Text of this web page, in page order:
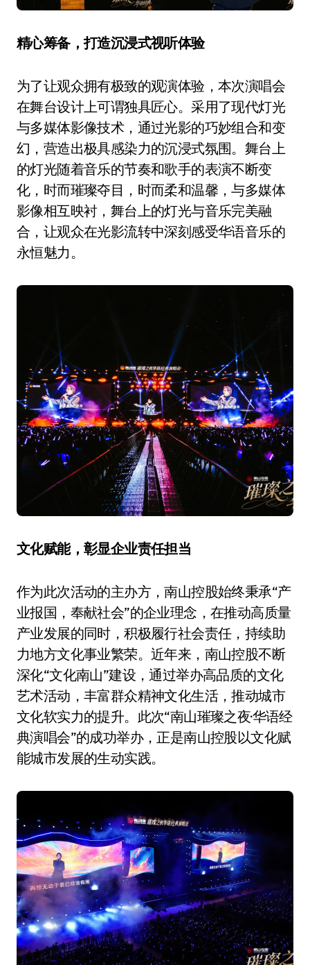
精心筹备，打造沉浸式视听体验
为了让观众拥有极致的观演体验，本次演唱会
在舞台设计上可谓独具匠心。采用了现代灯光
与多媒体影像技术，通过光影的巧妙组合和变
幻，营造出极具感染力的沉浸式氛围。舞台上
的灯光随着音乐的节奏和歌手的表演不断变
化，时而璀璨夺目，时而柔和温馨，与多媒体
影像相互映衬，舞台上的灯光与音乐完美融
合，让观众在光影流转中深刻感受华语音乐的
永恒魅力。
文化赋能， 彰显企业责任担当
作为此次活动的主办方，南山控股始终秉承“产
业报国，奉献社会”的企业理念，在推动高质量
产业发展的同时，积极履行社会责任，持续助
力地方文化事业繁荣。近年来，南山控股不断
深化“文化南山”建设，通过举办高品质的文化
艺术活动，丰富群众精神文化生活，推动城市
文化软实力的提升。此次“南山璀璨之夜·华语经
典演唱会”的成功举办，正是南山控股以文化赋
能城市发展的生动实践。